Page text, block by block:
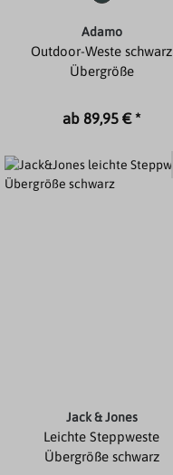
Adamo
Outdoor-Weste schwarz
Übergröße
ab 89,95 € *
Jack & Jones
Leichte Steppweste
Übergröße schwarz